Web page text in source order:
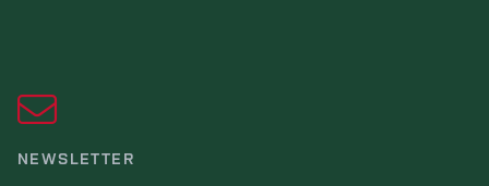
NEWSLETTER